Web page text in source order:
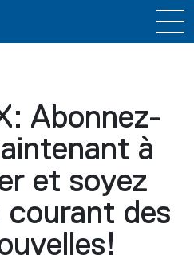
Abonnez-
à
et soyez
des